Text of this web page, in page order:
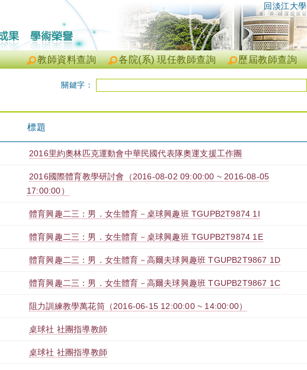
回淡江大學
歷屆教師查詢
各院(系) 現任教師查詢
教師資料查詢
關鍵字：
標題
2016里約奧林匹克運動會中華民國代表隊奧運支援工作團
2016國際體育教學研討會（2016-08-02 09:00:00 ~ 2016-08-05
17:00:00）
體育興趣二三：男．女生體育－桌球興趣班 TGUPB2T9874 1I
體育興趣二三：男．女生體育－桌球興趣班 TGUPB2T9874 1E
體育興趣二三：男．女生體育－高爾夫球興趣班 TGUPB2T9867 1D
體育興趣二三：男．女生體育－高爾夫球興趣班 TGUPB2T9867 1C
阻力訓練教學萬花筒（2016-06-15 12:00:00 ~ 14:00:00）
桌球社 社團指導教師
桌球社 社團指導教師